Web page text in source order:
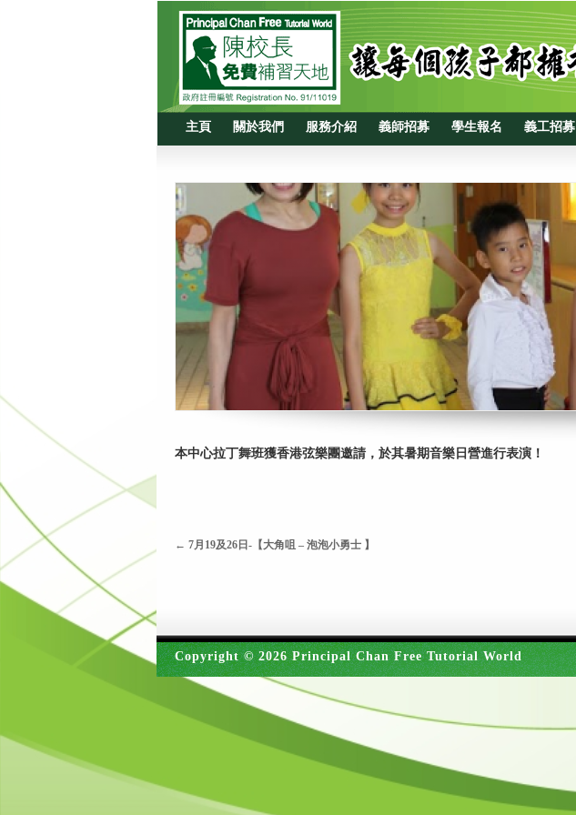
主頁 關於我們 服務介紹 義師招募 學生報名 義工招募
本中心拉丁舞班獲香港弦樂團邀請，於其暑期音樂日營進行表演！
← 7月19及26日-【大角咀 – 泡泡小勇士 】
Copyright © 2026 Principal Chan Free Tutorial World